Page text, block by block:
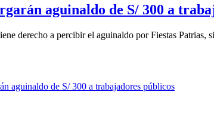
aguinaldo de S/ 300 a
derecho a percibir el aguinaldo por Fiestas Patrias,